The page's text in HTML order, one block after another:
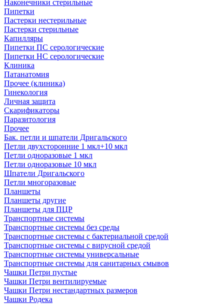
Наконечники стерильные
Пипетки
Пастерки нестерильные
Пастерки стерильные
Капилляры
Пипетки ПС серологические
Пипетки НС серологические
Клиника
Патанатомия
Прочее (клиника)
Гинекология
Личная защита
Скарификаторы
Паразитология
Прочее
Бак. петли и шпатели Дригальского
Петли двухсторонние 1 мкл+10 мкл
Петли одноразовые 1 мкл
Петли одноразовые 10 мкл
Шпатели Дригальского
Петли многоразовые
Планшеты
Планшеты другие
Планшеты для ПЦР
Транспортные системы
Транспортные системы без среды
Транспортные системы с бактериальной средой
Транспортные системы с вирусной средой
Транспортные системы универсальные
Транспортные системы для санитарных смывов
Чашки Петри пустые
Чашки Петри вентилируемые
Чашки Петри нестандартных размеров
Чашки Родека